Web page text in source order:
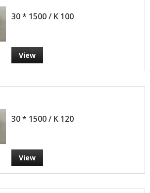
30 * 1500 / K 100
View
30 * 1500 / K 120
View